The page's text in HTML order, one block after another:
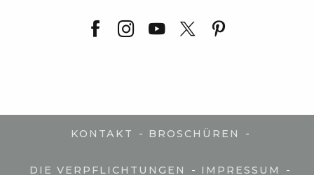
KONTAKT - BROSCHÜREN -
DIE VERPFLICHTUNGEN - IMPRESSUM -